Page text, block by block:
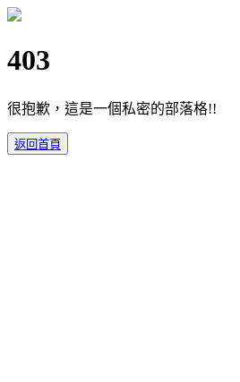
403
很抱歉，這是一個私密的部落格!!
返回首頁